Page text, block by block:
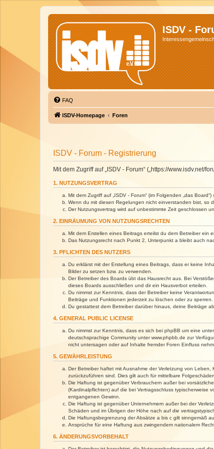
ISDV -
FAQ
ISDV-Homepage Foren
ISDV - Forum - Registrierung
Mit dem Zugriff auf „ISDV - Forum“ („https://
1. NUTZUNGSVERTRAG
Mit dem Zugriff auf „ISDV - Forum“ (im Folgenden „das
Wenn du mit diesen Regelungen nicht einverstanden bist, so
Der Nutzungsvertrag wird auf unbestimmte Zeit geschlossen
2. EINRÄUMUNG VON NUTZUNGSRECHTEN
Mit dem Erstellen eines Beitrags erteilst du dem Betreiber ein
Das Nutzungsrecht nach Punkt 2, Unterpunkt a bleibt auch
3. PFLICHTEN DES NUTZERS
Du erklärst mit der Erstellung eines Beitrags, dass er keine
Bilder zu setzen bzw. zu verwenden.
Der Betreiber des Boards übt das Hausrecht aus. Bei
dieses Boards ausschließen und dir ein Hausverbot erteilen.
Du nimmst zur Kenntnis, dass der Betreiber keine
Beiträge und Funktionen jederzeit zu löschen oder zu sperren.
Du gestattest dem Betreiber darüber hinaus, deine Beiträge
4. GENERAL PUBLIC LICENSE
Du nimmst zur Kenntnis, dass es sich bei phpBB um eine unter
deutschsprachige Community unter www.phpbb.de zur
nicht untersagen oder auf Inhalte fremder Foren Einfluss
5. GEWÄHRLEISTUNG
Der Betreiber haftet mit Ausnahme der Verletzung von
zurückzuführen sind. Dies gilt auch für mittelbare
Die Haftung ist gegenüber Verbrauchern außer bei
(Kardinalpflichten) auf die bei Vertragsschluss typischerweise
entgangenen Gewinn.
Die Haftung ist gegenüber Unternehmern außer bei der
Schäden und im Übrigen der Höhe nach auf die
Die Haftungsbegrenzung der Absätze a bis c gilt sinngemäß
Ansprüche für eine Haftung aus zwingendem nationalem
6. ÄNDERUNGSVORBEHALT